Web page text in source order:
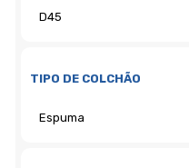
TIPO DE COLCHÃO